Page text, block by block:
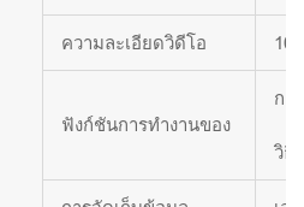
ความละเอียดวิดีโอ
ฟังก์ชันการทำงานของ
กา
วิธี